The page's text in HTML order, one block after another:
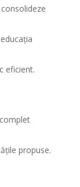
eficient.
propuse.